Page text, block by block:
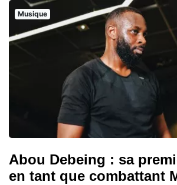
Musique
Abou Debeing : sa
en tant que combattant